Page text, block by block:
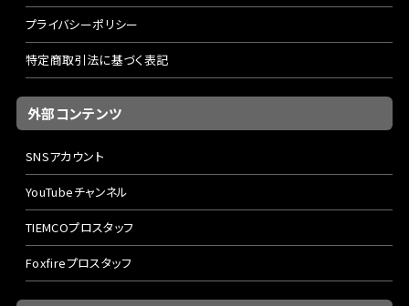
プライバシーポリシー
特定商取引法に基づく表記
外部コンテンツ
SNSアカウント
YouTubeチャンネル
TIEMCOプロスタッフ
Foxfireプロスタッフ